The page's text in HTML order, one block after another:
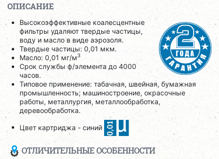
ОПИСАНИЕ
Высокоэффективные коалесцентные
фильтры удаляют твердые частицы,
воду и масло в виде аэрозоля.
Твердые частицы: 0,01 мкм.
Масло: 0,01 мг/м3
Срок службы ф/элемента до 4000
часов.
Типовое применение: табачная, швейная, бумажная
промышленность; машиностроение, окрасочные
работы, металлургия, металлообработка,
деревообработка.
Цвет картриджа - синий
ОТЛИЧИТЕЛЬНЫЕ ОСОБЕННОСТИ